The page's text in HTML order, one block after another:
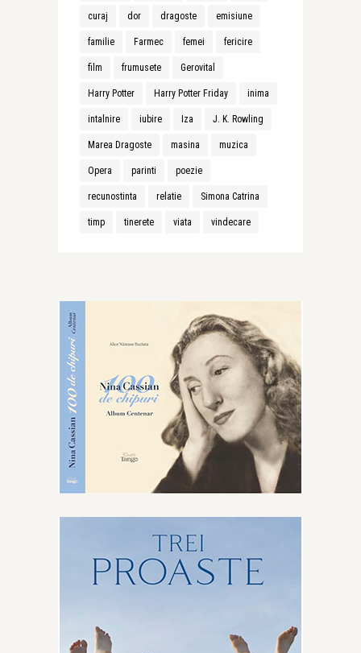
curaj dor dragoste emisiune
familie Farmec femei fericire
film frumusete Gerovital
Harry Potter Harry Potter Friday inima
intalnire iubire Iza J. K. Rowling
Marea Dragoste masina muzica
Opera parinti poezie
recunostinta relatie Simona Catrina
timp tinerete viata vindecare